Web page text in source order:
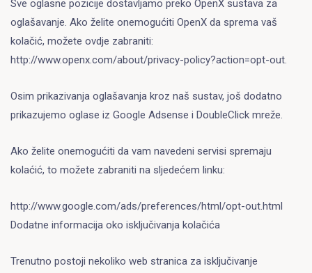
Sve oglasne pozicije dostavljamo preko OpenX sustava za
oglašavanje. Ako želite onemogućiti OpenX da sprema vaš
kolačić, možete ovdje zabraniti:
http://www.openx.com/about/privacy-policy?action=opt-out.
Osim prikazivanja oglašavanja kroz naš sustav, još dodatno
prikazujemo oglase iz Google Adsense i DoubleClick mreže.
Ako želite onemogućiti da vam navedeni servisi spremaju
kolaćić, to možete zabraniti na sljedećem linku:
http://www.google.com/ads/preferences/html/opt-out.html
Dodatne informacija oko isključivanja kolačića
Trenutno postoji nekoliko web stranica za isključivanje